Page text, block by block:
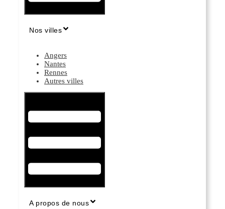
Nos villes
Angers
Nantes
Rennes
Autres villes
A propos de nous